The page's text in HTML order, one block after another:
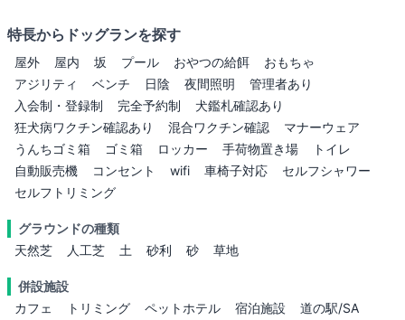
特長からドッグランを探す
屋外 屋内 坂 プール おやつの給餌
おもちゃ
アジリティ
ベンチ 日陰 夜間照明
管理者あり
入会制・登録制
完全予約制
犬鑑札確認あり
狂犬病ワクチン確認あり
混合ワクチン確認
マナーウェア
うんちゴミ箱
ゴミ箱 ロッカー 手荷物置き場
トイレ
自動販売機
コンセント wifi 車椅子対応
セルフシャワー
セルフトリミング
グラウンドの種類
天然芝
人工芝 土 砂利 砂 草地
併設施設
カフェ
トリミング ペットホテル 宿泊施設
道の駅/SA